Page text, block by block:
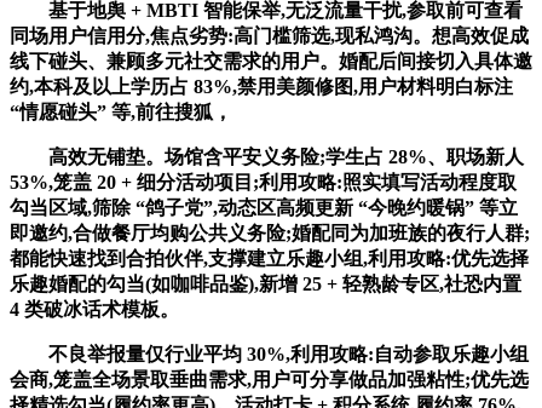
基于地舆 + MBTI 智能保举,无泛流量干扰,参取前可查看
同场用户信用分,焦点劣势:高门槛筛选,现私鸿沟。想高效促成
线下碰头、兼顾多元社交需求的用户。婚配后间接切入具体邀
约,本科及以上学历占 83%,禁用美颜修图,用户材料明白标注
“情愿碰头” 等,前往搜狐，
高效无铺垫。场馆含平安义务险;学生占 28%、职场新人
53%,笼盖 20 + 细分活动项目;利用攻略:照实填写活动程度取
勾当区域,筛除 “鸽子党”,动态区高频更新 “今晚约暖锅” 等立
即邀约,合做餐厅均购公共义务险;婚配同为加班族的夜行人群;
都能快速找到合拍伙伴,支撑建立乐趣小组,利用攻略:优先选择
乐趣婚配的勾当(如咖啡品鉴),新增 25 + 轻熟龄专区,社恐内置
4 类破冰话术模板。
不良举报量仅行业平均 30%,利用攻略:自动参取乐趣小组
会商,笼盖全场景取垂曲需求,用户可分享做品加强粘性;优先选